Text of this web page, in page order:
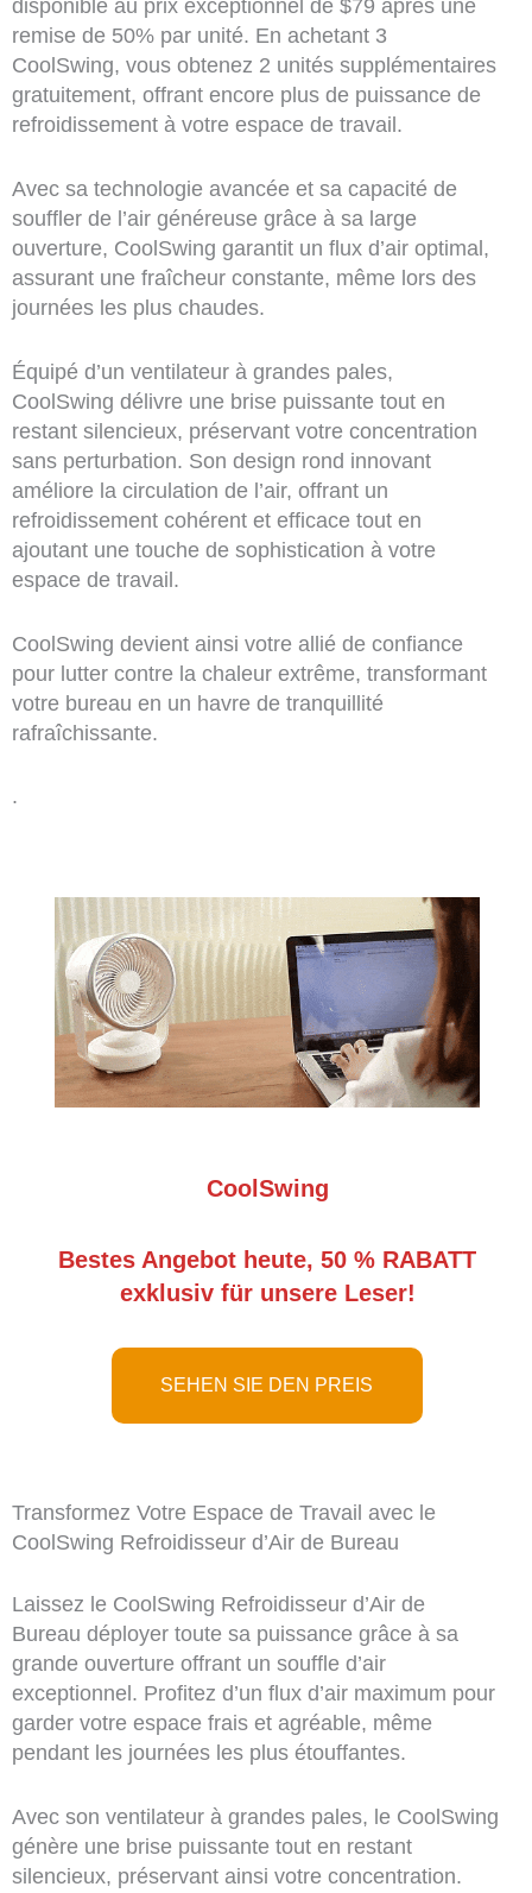
disponible au prix exceptionnel de $79 après une
remise de 50% par unité. En achetant 3
CoolSwing, vous obtenez 2 unités supplémentaires
gratuitement, offrant encore plus de puissance de
refroidissement à votre espace de travail.
Avec sa technologie avancée et sa capacité de
souffler de l’air généreuse grâce à sa large
ouverture, CoolSwing garantit un flux d’air optimal,
assurant une fraîcheur constante, même lors des
journées les plus chaudes.
Équipé d’un ventilateur à grandes pales,
CoolSwing délivre une brise puissante tout en
restant silencieux, préservant votre concentration
sans perturbation. Son design rond innovant
améliore la circulation de l’air, offrant un
refroidissement cohérent et efficace tout en
ajoutant une touche de sophistication à votre
espace de travail.
CoolSwing devient ainsi votre allié de confiance
pour lutter contre la chaleur extrême, transformant
votre bureau en un havre de tranquillité
rafraîchissante.
.
CoolSwing
Bestes Angebot heute, 50 % RABATT
exklusiv für unsere Leser!
SEHEN SIE DEN PREIS
Transformez Votre Espace de Travail avec le
CoolSwing Refroidisseur d’Air de Bureau
Laissez le CoolSwing Refroidisseur d’Air de
Bureau déployer toute sa puissance grâce à sa
grande ouverture offrant un souffle d’air
exceptionnel. Profitez d’un flux d’air maximum pour
garder votre espace frais et agréable, même
pendant les journées les plus étouffantes.
Avec son ventilateur à grandes pales, le CoolSwing
génère une brise puissante tout en restant
silencieux, préservant ainsi votre concentration.